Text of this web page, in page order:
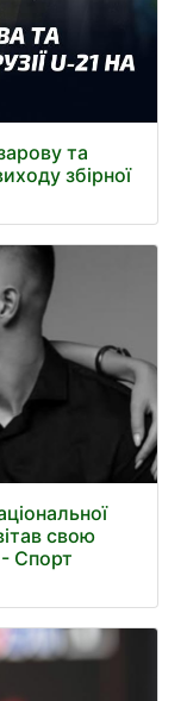
та
збірної
свою
- Спорт